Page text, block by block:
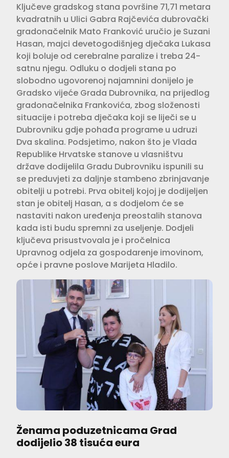
Ključeve gradskog stana površine 71,71 metara
kvadratnih u Ulici Gabra Rajčevića dubrovački
gradonačelnik Mato Franković uručio je Suzani
Hasan, majci devetogodišnjeg dječaka Lukasa
koji boluje od cerebralne paralize i treba 24-
satnu njegu. Odluku o dodjeli stana po
slobodno ugovorenoj najamnini donijelo je
Gradsko vijeće Grada Dubrovnika, na prijedlog
gradonačelnika Frankovića, zbog složenosti
situacije i potreba dječaka koji se liječi se u
Dubrovniku gdje pohađa programe u udruzi
Dva skalina. Podsjetimo, nakon što je Vlada
Republike Hrvatske stanove u vlasništvu
države dodijelila Gradu Dubrovniku ispunili su
se preduvjeti za daljnje stambeno zbrinjavanje
obitelji u potrebi. Prva obitelj kojoj je dodijeljen
stan je obitelj Hasan, a s dodjelom će se
nastaviti nakon uređenja preostalih stanova
kada isti budu spremni za useljenje. Dodjeli
ključeva prisustvovala je i pročelnica
Upravnog odjela za gospodarenje imovinom,
opće i pravne poslove Marijeta Hladilo.
Ženama poduzetnicama Grad
dodijelio 38 tisuća eura